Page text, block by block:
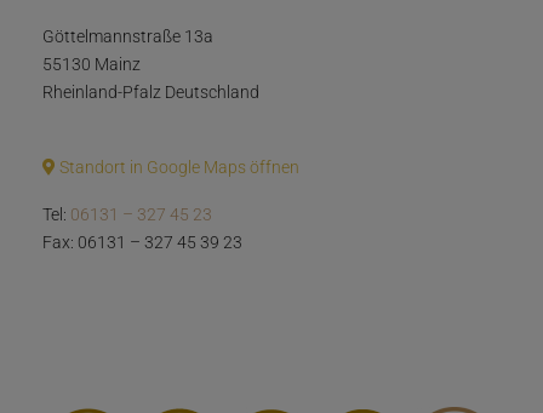
Göttelmannstraße 13a
55130 Mainz
Rheinland-Pfalz Deutschland
Standort in Google Maps öffnen
Tel: 06131 – 327 45 23
Fax: 06131 – 327 45 39 23